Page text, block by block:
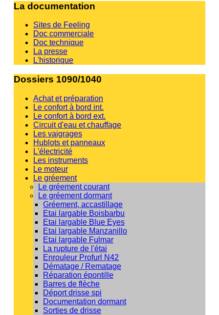
La documentation
Sites de Feeling
Doc commerciale
Doc technique
La presse
L'historique
Dossiers 1090/1040
Achat et préparation
Le confort à bord int.
Le confort à bord ext.
Circuit d'eau et chauffage
Les vaigrages
Hublots et panneaux
L'électricité
Les instruments
Le moteur
Le gréement
Le gréement courant
Le gréement dormant
Gréement, accastillage
Etai largable Boisbarbu
Etai largable Blue Eyes
Etai largable Manzanillo
Etai largable Fulmar
La rupture de l'étai
Enrouleur Profurl N42
Dématage / Rematage
Réparation épontille
Barres de flèche
Déport drisse spi
Documentation dormant
Sorties de drisse